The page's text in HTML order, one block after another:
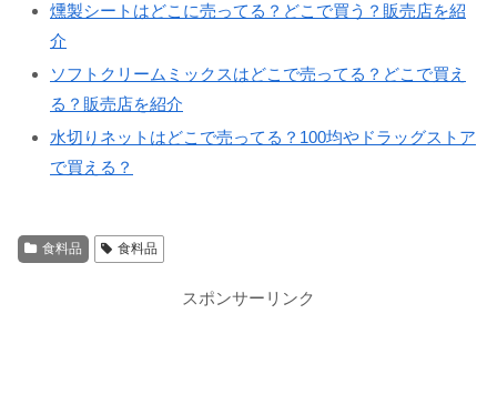
燻製シートはどこに売ってる？どこで買う？販売店を紹
介
ソフトクリームミックスはどこで売ってる？どこで買え
る？販売店を紹介
水切りネットはどこで売ってる？100均やドラッグストア
で買える？
食料品 食料品
スポンサーリンク